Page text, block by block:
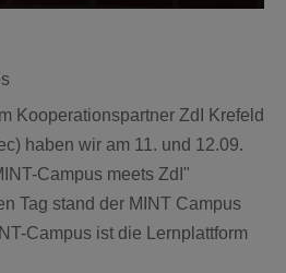
Kooperationspartner ZdI Krefeld
haben wir am 11. und 12.09.
Campus meets ZdI"
Tag stand der MINT Campus
Campus ist die Lernplattform